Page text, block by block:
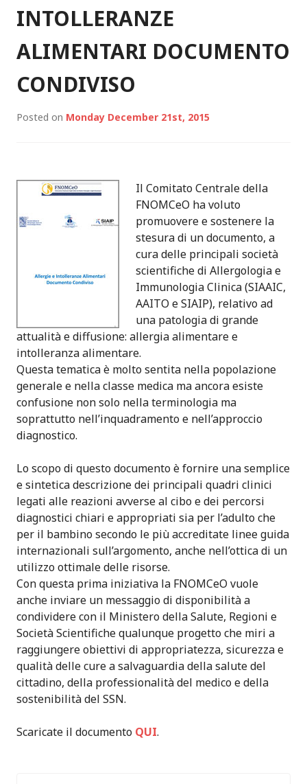
1
3
F
E
B
B
A
0
1
6
M
A
N
G
A
R
E
B
E
N
N
T
U
T
T
A
S
I
C
U
R
E
Z
Z
INTOLLERANZE
ALIMENTARI DOCUMENTO
CONDIVISO
Posted on Monday December 21st, 2015
Il Comitato Centrale della
FNOMCeO ha voluto
promuovere e sostenere la
stesura di un documento, a
cura delle principali società
scientifiche di Allergologia e
Immunologia Clinica (SIAAIC,
AAITO e SIAIP), relativo ad
una patologia di grande
attualità e diffusione: allergia alimentare e
intolleranza alimentare.
Questa tematica è molto sentita nella popolazione
generale e nella classe medica ma ancora esiste
confusione non solo nella terminologia ma
soprattutto nell’inquadramento e nell’approccio
diagnostico.
Lo scopo di questo documento è fornire una semplice
e sintetica descrizione dei principali quadri clinici
legati alle reazioni avverse al cibo e dei percorsi
diagnostici chiari e appropriati sia per l’adulto che
per il bambino secondo le più accreditate linee guida
internazionali sull’argomento, anche nell’ottica di un
utilizzo ottimale delle risorse.
Con questa prima iniziativa la FNOMCeO vuole
anche inviare un messaggio di disponibilità a
condividere con il Ministero della Salute, Regioni e
Società Scientifiche qualunque progetto che miri a
raggiungere obiettivi di appropriatezza, sicurezza e
qualità delle cure a salvaguardia della salute del
cittadino, della professionalità del medico e della
sostenibilità del SSN.
Scaricate il documento QUI.